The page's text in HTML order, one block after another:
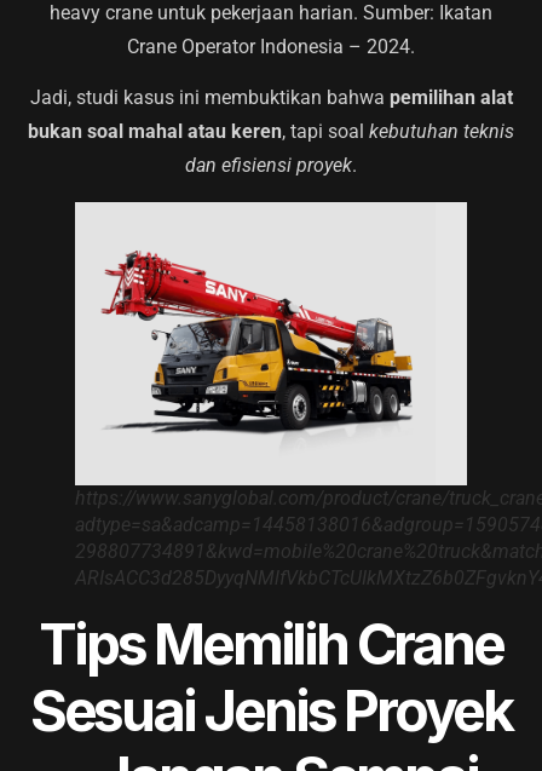
heavy crane untuk pekerjaan harian. Sumber: Ikatan
Crane Operator Indonesia – 2024.
Jadi, studi kasus ini membuktikan bahwa pemilihan alat
bukan soal mahal atau keren, tapi soal kebutuhan teknis
dan efisiensi proyek.
https://www.sanyglobal.com/product/crane/
Tips Memilih Crane
Sesuai Jenis Proyek